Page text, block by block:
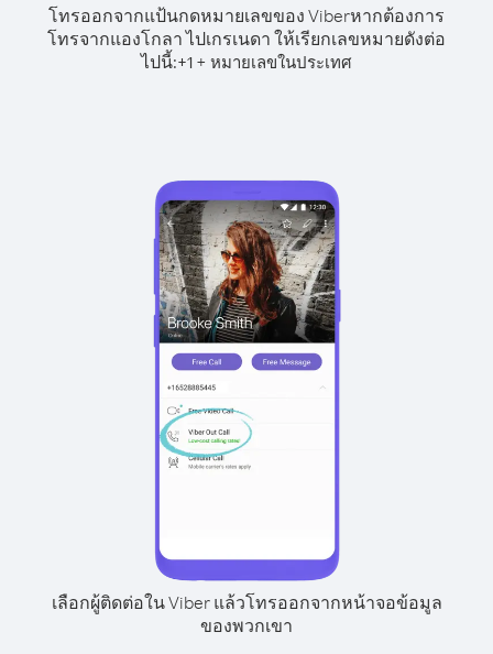
โทรออกจากแป้นกดหมายเลขของ Viberหากต้องการ
โทรจากแองโกลา ไปเกรเนดา ให้เรียกเลขหมายดังต่อ
ไปนี้:+1 + หมายเลขในประเทศ
เลือกผู้ติดต่อใน Viber แล้วโทรออกจากหน้าจอข้อมูล
ของพวกเขา